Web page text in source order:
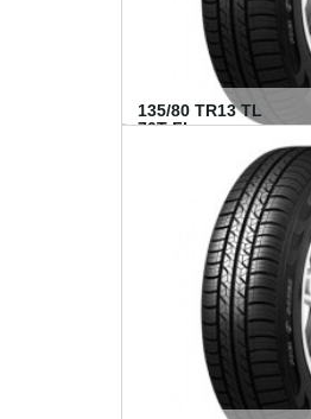
135/80 TR13 TL
70T FI...